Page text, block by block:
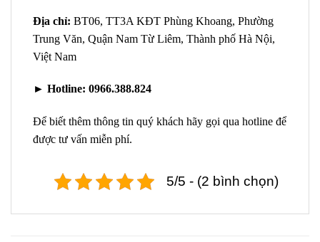
Địa chỉ: BT06, TT3A KĐT Phùng Khoang, Phường
Trung Văn, Quận Nam Từ Liêm, Thành phố Hà Nội,
Việt Nam
► Hotline: 0966.388.824
Để biết thêm thông tin quý khách hãy gọi qua hotline để
được tư vấn miễn phí.
5/5 - (2 bình chọn)